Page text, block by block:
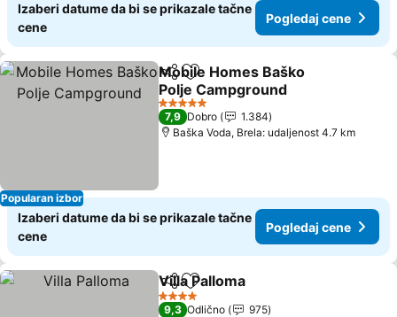
Izaberi datume da bi se prikazale tačne
cene
Pogledaj cene
Popularan izbor
Deli Dodati u favorite
Mobile Homes Baško
Polje Campground
Pogledaj cene
5 Zvezdice
7,9 Dobro
1.384
Baška Voda, Brela: udaljenost 4.7 km
Izaberi datume da bi se prikazale tačne
cene
Pogledaj cene
Deli Dodati u favorite
Villa Palloma
4 Zvezdice
9,3 Odlično
975